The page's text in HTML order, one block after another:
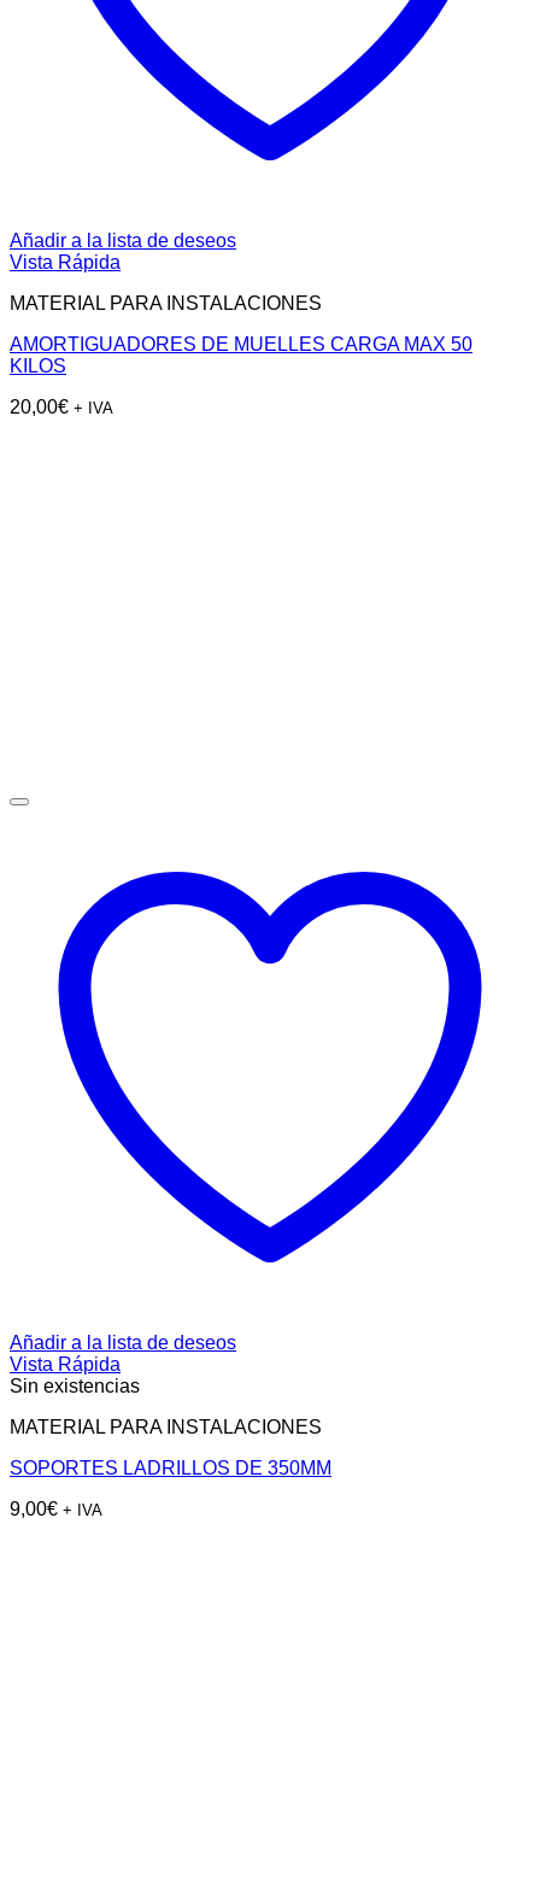
Añadir a la lista de deseos
Vista Rápida
MATERIAL PARA INSTALACIONES
AMORTIGUADORES DE MUELLES CARGA MAX 50
KILOS
20,00€ + IVA
Añadir a la lista de deseos
Vista Rápida
Sin existencias
MATERIAL PARA INSTALACIONES
SOPORTES LADRILLOS DE 350MM
9,00€ + IVA